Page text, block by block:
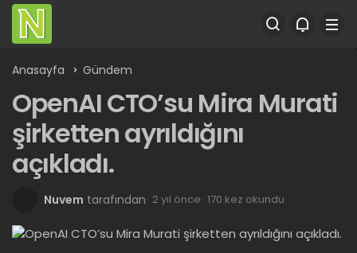
Anasayfa Gündem
OpenAI CTO’su Mira Murati
şirketten ayrıldığını
açıkladı.
Nuvem tarafından 2 yıl önce 170 kez okundu